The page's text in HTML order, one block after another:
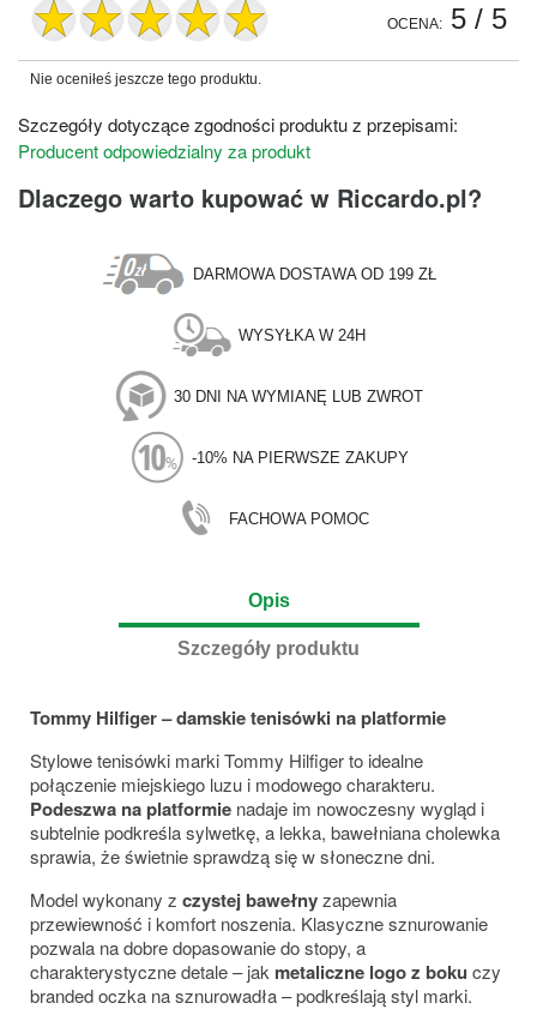
OCENA: 5 / 5
Nie oceniłeś jeszcze tego produktu.
Szczegóły dotyczące zgodności produktu z przepisami:
Producent odpowiedzialny za produkt
Dlaczego warto kupować w Riccardo.pl?
DARMOWA DOSTAWA OD 199 ZŁ
WYSYŁKA W 24H
30 DNI NA WYMIANĘ LUB ZWROT
-10% NA PIERWSZE ZAKUPY
FACHOWA POMOC
Opis
Szczegóły produktu
Tommy Hilfiger – damskie tenisówki na platformie
Stylowe tenisówki markiTommy Hilfigerto idealne
połączenie miejskiego luzu i modowego charakteru.
Podeszwa na platformie nadaje im nowoczesny wygląd i
subtelnie podkreśla sylwetkę, a lekka, bawełniana cholewka
sprawia, że świetnie sprawdzą się w słoneczne dni.
Model wykonany z czystej bawełnyzapewnia
przewiewność i komfort noszenia. Klasyczne sznurowanie
pozwala na dobre dopasowanie do stopy, a
charakterystyczne detale – jak metaliczne logo z boku czy
branded oczka na sznurowadła – podkreślają styl marki.